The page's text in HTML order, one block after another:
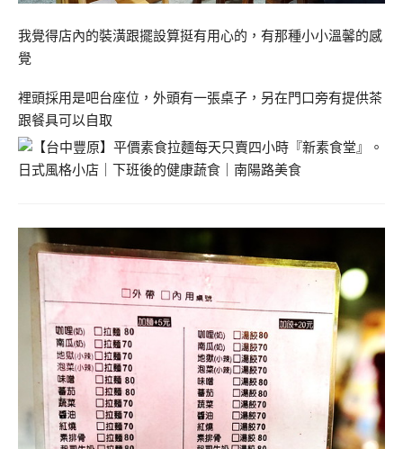
我覺得店內的裝潢跟擺設算挺有用心的，有那種小小溫馨的感
覺
裡頭採用是吧台座位，外頭有一張桌子，另在門口旁有提供茶
跟餐具可以自取